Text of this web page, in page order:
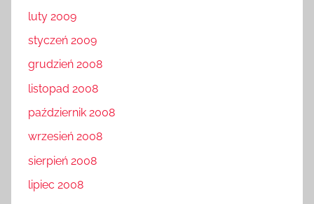
luty 2009
styczeń 2009
grudzień 2008
listopad 2008
październik 2008
wrzesień 2008
sierpień 2008
lipiec 2008